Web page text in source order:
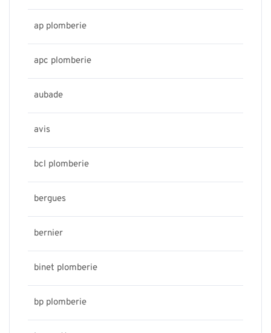
ap plomberie
apc plomberie
aubade
avis
bcl plomberie
bergues
bernier
binet plomberie
bp plomberie